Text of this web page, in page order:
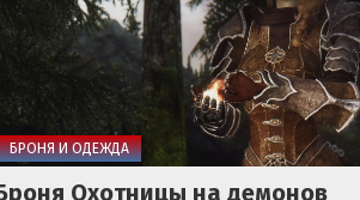
БРОНЯ И ОДЕЖДА
Охотницы на демонов